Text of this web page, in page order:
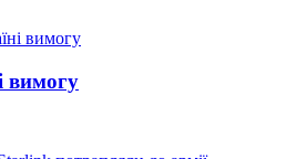
вимогу